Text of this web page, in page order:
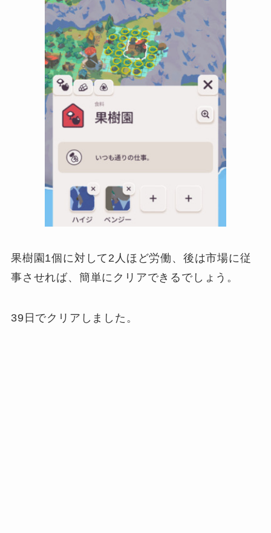
果樹園1個に対して2人ほど労働、後は市場に従
事させれば、簡単にクリアできるでしょう。
39日でクリアしました。